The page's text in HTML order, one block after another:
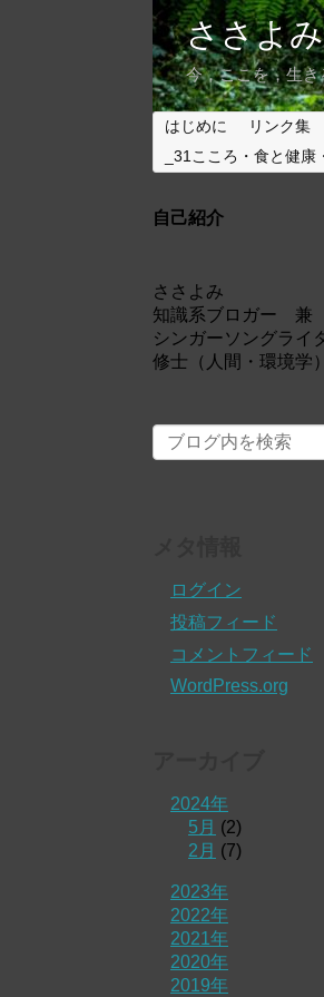
ささよ
今，ここを，生き
はじめに リンク集
_31こころ・食と健康
自己紹介
ささよみ
知識系ブロガー 兼
シンガーソングライ
修士（人間・環境学）
ログイン
投稿フィード
コメントフィード
WordPress.org
2024年
5月 (2)
2月 (7)
2023年
2022年
2021年
2020年
2019年